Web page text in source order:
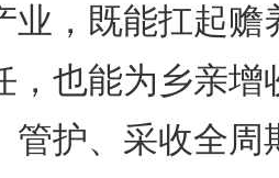
业，既能扛起赡
，也能为乡亲增
管护、采收全周